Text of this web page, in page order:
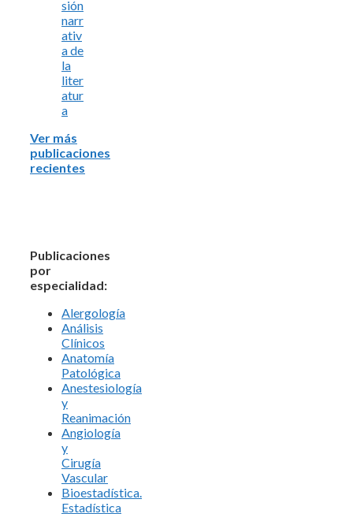
sión
narr
ativ
a de
la
liter
atur
a
Ver más
publicaciones
recientes
Publicaciones
por
especialidad:
Alergología
Análisis
Clínicos
Anatomía
Patológica
Anestesiología
y
Reanimación
Angiología
y
Cirugía
Vascular
Bioestadística.
Estadística